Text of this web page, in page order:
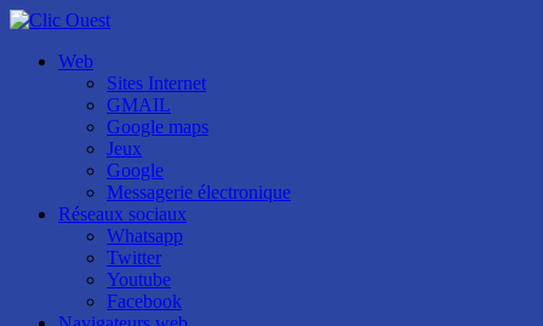
Web
Sites Internet
GMAIL
Google maps
Jeux
Google
Messagerie électronique
Réseaux sociaux
Whatsapp
Twitter
Youtube
Facebook